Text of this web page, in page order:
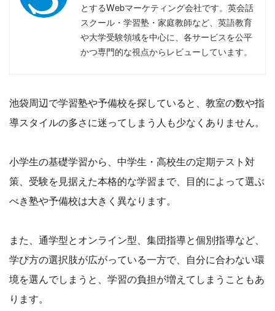
とするWebマーケティング会社です。英会話
スクール・学習塾・家庭教師など、英語教育
や大学受験領域を中心に、各サービスを公平
かつ専門的な視点からレビューしています。
池袋周辺で学習塾や予備校を探していると、教室の数や指
導スタイルの多さに迷ってしまう人も少なくありません。
小学生の基礎学習から、中学生・高校生の定期テスト対
策、受験を見据えた本格的な学習まで、目的によって選ぶ
べき塾や予備校は大きく異なります。
また、通学型とオンライン型、集団指導と個別指導など、
学び方の選択肢が広がっている一方で、自分に合わない環
境を選んでしまうと、学習の負担が増えてしまうこともあ
ります。